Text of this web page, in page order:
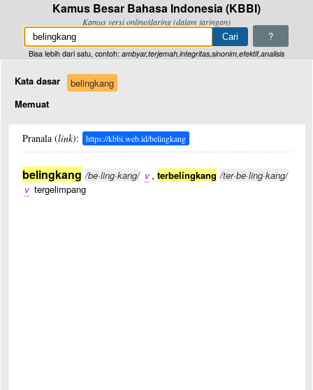
Kamus Besar Bahasa Indonesia (KBBI)
Kamus versi online/daring (dalam jaringan)
?
Bisa lebih dari satu, contoh: ambyar,terjemah,integritas,sinonim,efektif,analisis
Kata dasar
belingkang
Memuat
Pranala (link): https://kbbi.web.id/belingkang
belingkang /be·ling·kang/ v , terbelingkang /ter·be·ling·kang/
v tergelimpang